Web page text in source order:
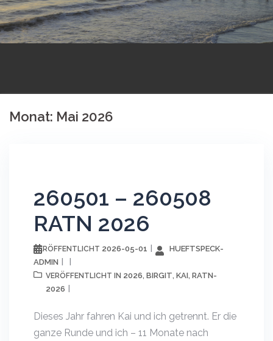
Monat: Mai 2026
260501 – 260508
RATN 2026
VERÖFFENTLICHT 2026-05-01
HUEFTSPECK-
ADMIN
VERÖFFENTLICHT IN 2026, BIRGIT, KAI, RATN-
2026
Dieses Jahr fahren Kai und ich getrennt. Er die
ganze Runde und ich – 11 Monate nach